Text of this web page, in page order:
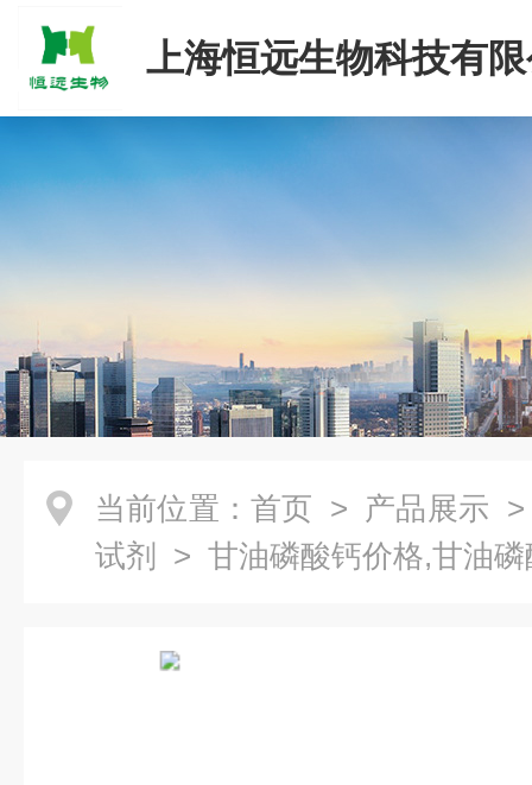
上海恒远生物科技有
当前位置： 首页 > 产品展示
试剂
> 甘油磷酸钙价格,甘油磷